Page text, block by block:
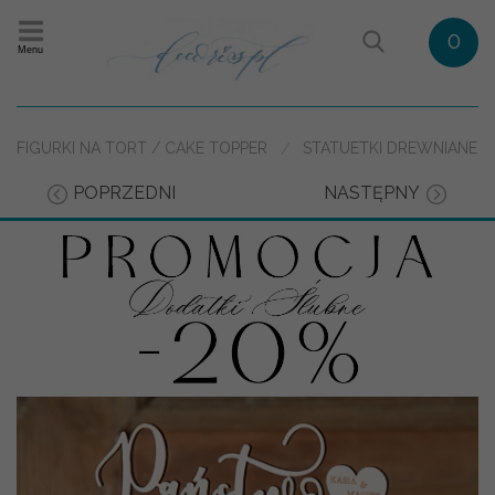
Menu 0
FIGURKI NA TORT / CAKE TOPPER STATUETKI DREWNIANE
POPRZEDNI NASTĘPNY